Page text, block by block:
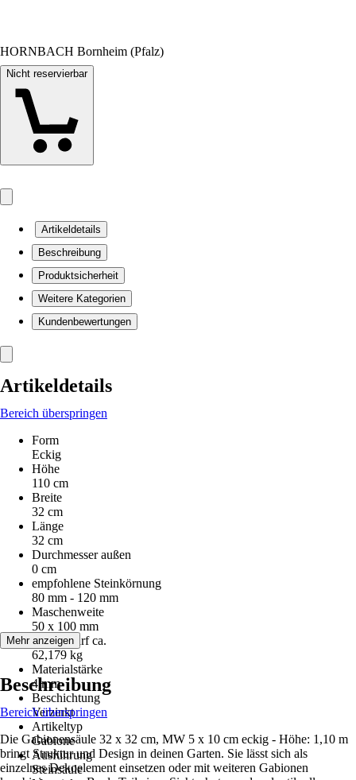
HORNBACH Bornheim (Pfalz)
Nicht reservierbar
Artikeldetails
Beschreibung
Produktsicherheit
Weitere Kategorien
Kundenbewertungen
Artikeldetails
Bereich überspringen
Form
Eckig
Höhe
110 cm
Breite
32 cm
Länge
32 cm
Durchmesser außen
0 cm
empfohlene Steinkörnung
80 mm - 120 mm
Maschenweite
50 x 100 mm
Steinbedarf ca.
62,179 kg
Materialstärke
4 mm
Beschichtung
Verzinkt
Artikeltyp
Gabione
Ausführung
Steinsäule
Mehr anzeigen
Beschreibung
Bereich überspringen
Die Gabionensäule 32 x 32 cm, MW 5 x 10 cm eckig - Höhe: 1,10 m
bringt Struktur und Design in deinen Garten. Sie lässt sich als
einzelnes Dekoelement einsetzen oder mit weiteren Gabionen